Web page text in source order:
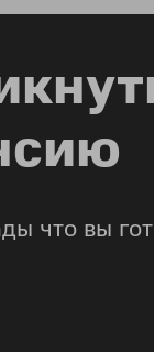
что вы